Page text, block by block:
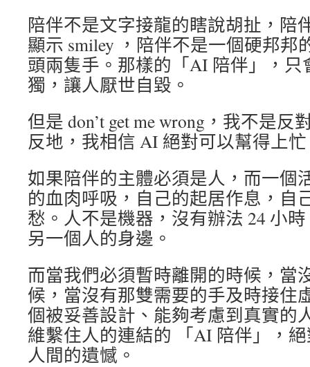
陪伴不是文字接龍的瞎說胡扯，陪
顯示 smiley ，陪伴不是一個硬邦邦
頭兩隻手。那樣的「AI 陪伴」，只
獨，讓人厭世自毀。
但是 don’t get me wrong，我不是
反地，我相信 AI 絕對可以幫得上
如果陪伴的主體必須是人，而一個
的血肉呼吸，自己的起居作息，自
愁。人不是機器，沒有辦法 24 小
另一個人的身邊。
而當我們必須暫時離開的時候，當
候，當沒有那雙需要的手及時接住
個被妥善設計、能夠考慮到真實的
維繫住人的連結的 「AI 陪伴」，
人間的遺憾。